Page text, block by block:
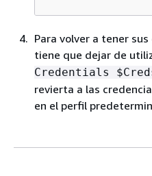
Para volver a tener
tiene que dejar de
Credentials
revierta a las
en el perfil